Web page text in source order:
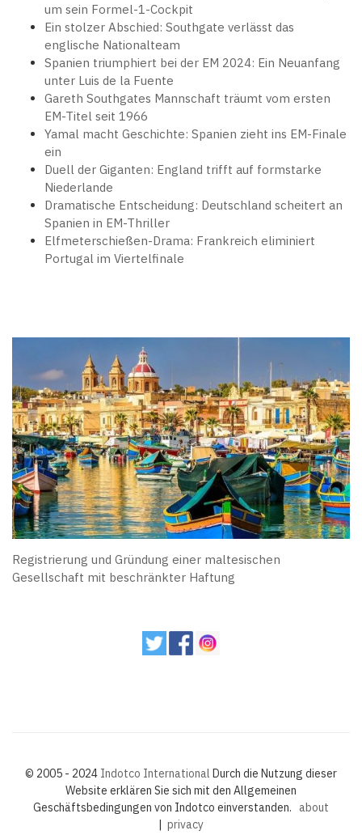
um sein Formel-1-Cockpit
Ein stolzer Abschied: Southgate verlässt das
englische Nationalteam
Spanien triumphiert bei der EM 2024: Ein Neuanfang
unter Luis de la Fuente
Gareth Southgates Mannschaft träumt vom ersten
EM-Titel seit 1966
Yamal macht Geschichte: Spanien zieht ins EM-Finale
ein
Duell der Giganten: England trifft auf formstarke
Niederlande
Dramatische Entscheidung: Deutschland scheitert an
Spanien in EM-Thriller
Elfmeterschießen-Drama: Frankreich eliminiert
Portugal im Viertelfinale
Registrierung und Gründung einer maltesischen
Gesellschaft mit beschränkter Haftung
© 2005 - 2024 Indotco International Durch die Nutzung dieser
Website erklären Sie sich mit den Allgemeinen
Geschäftsbedingungen von Indotco einverstanden. about
| privacy